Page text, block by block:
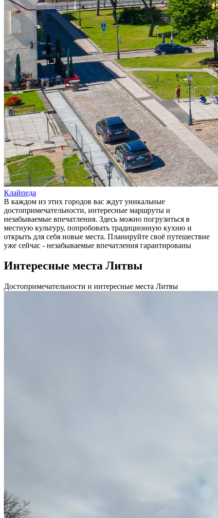
Клайпеда
В каждом из этих городов вас ждут уникальные
достопримечательности, интересные маршруты и
незабываемые впечатления. Здесь можно погрузиться в
местную культуру, попробовать традиционную кухню и
открыть для себя новые места. Планируйте своё путешествие
уже сейчас - незабываемые впечатления гарантированы
Интересные места Литвы
Достопримечательности и интересные места Литвы